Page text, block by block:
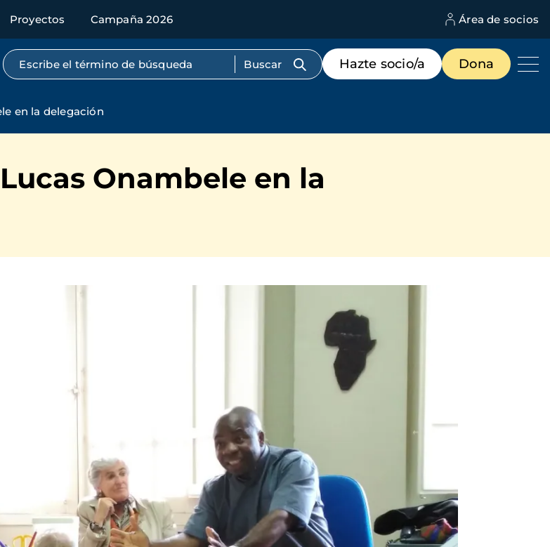
Proyectos Campaña 2026 Área de socios
Búsqueda por texto completo
Menú
de
destacados
Hazte socio/a Dona
en la delegación
Onambele en la